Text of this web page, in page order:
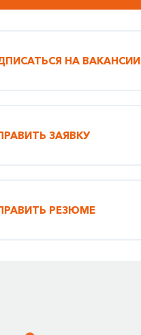
НА ВАКАНСИИ
ЗАЯВКУ
РЕЗЮМЕ